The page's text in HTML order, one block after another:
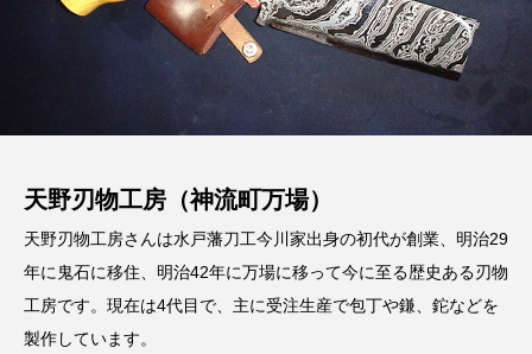
天野刃物工房（神流町万場）
天野刃物工房さんは水戸藩刀工今川家出身の初代が創業、明治29
年に鬼石に移住、明治42年に万場に移って今に至る歴史ある刃物
工房です。現在は4代目で、主に受注生産で包丁や鎌、鉈などを
製作しています。